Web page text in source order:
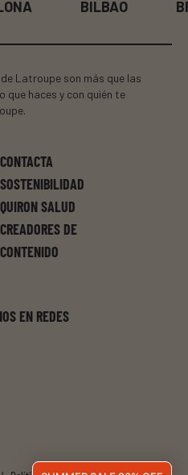
BRUSELAS
Latroupe son más que las
que haces y con quién te
CONTACTA
SOSTENIBILIDAD
QUIRON SALUD
CREADORES DE
CONTENIDO
EN REDES